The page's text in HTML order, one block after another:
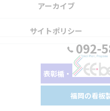
092-
表彰楯・ノベルティ
福岡の看板
アーカイブ
サイトポリシー
© 2026 福岡の看板制作・サイン工事な